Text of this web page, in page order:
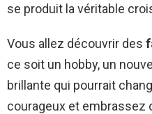
se produit la véritable
Vous allez découvrir des
ce soit un hobby, un
brillante qui pourrait
courageux et embrassez